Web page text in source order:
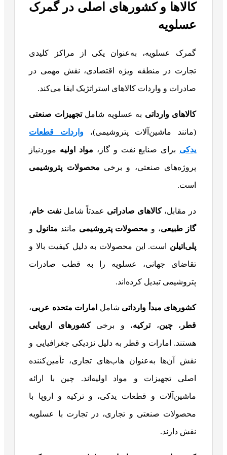
کالاها و کشورهای اصلی در گمرک
عسلویه
گمرک عسلویه، به‌عنوان یکی از مراکز کلیدی
تجارت در منطقه ویژه اقتصادی، نقش مهمی در
صادرات و واردات کالاهای استراتژیک ایفا می‌کند.
کالاهای وارداتی به عسلویه شاملتجهیزات صنعتی
(مانند ماشین‌آلات پتروشیمی)، واردات قطعات
یدکی برای صنایع نفت و گاز، مواد اولیه موردنیاز
پروژه‌های صنعتی، و برخی محصولات پتروشیمی
است.
در مقابل،کالاهای صادراتی عمدتاً شاملنفت خام،
گاز طبیعی، و محصولات پتروشیمی مانند متانول و
پلی‌اتیلن است. این محصولات به دلیل کیفیت بالا و
تقاضای جهانی، عسلویه را به قطب صادرات
پتروشیمی تبدیل کرده‌اند.
کشورهای مبدأ وارداتی شامل امارات متحده عربی،
قطر ،چین،ترکیه، و برخیکشورهای اروپایی
هستند. امارات و قطر به دلیل نزدیکی جغرافیایی و
نقش آن‌ها به‌عنوان هاب‌های تجاری، تأمین‌کننده
اصلی تجهیزات و مواد اولیه‌اند. چین با ارائه
ماشین‌آلات و قطعات یدکی، و ترکیه و اروپا با
محصولات صنعتی و تجاری، در تجارت با عسلویه
نقش دارند.